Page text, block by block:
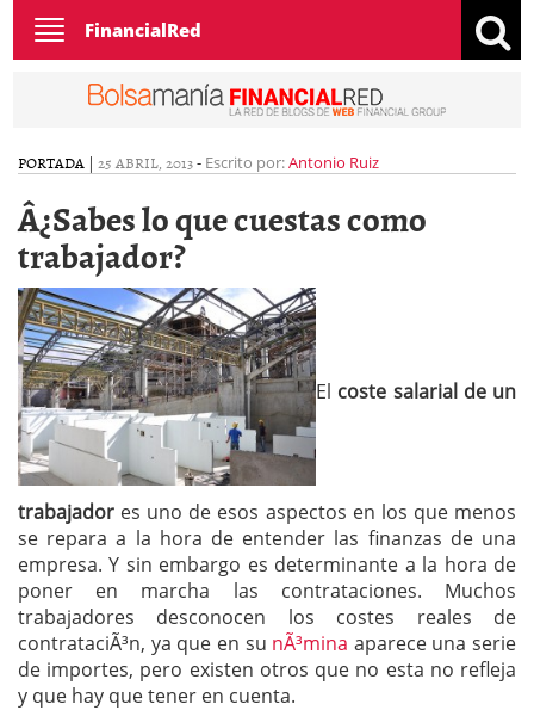
Toggle
navigation
FinancialRed
PORTADA | 25 ABRIL, 2013- Escrito por:Antonio Ruiz
Â¿Sabes lo que cuestas como
trabajador?
El coste salarial de un
trabajador es uno de esos aspectos en los que menos
se repara a la hora de entender las finanzas de una
empresa. Y sin embargo es determinante a la hora de
poner en marcha las contrataciones. Muchos
trabajadores desconocen los costes reales de
contrataciÃ³n, ya que en su nÃ³mina aparece una serie
de importes, pero existen otros que no esta no refleja
y que hay que tener en cuenta.